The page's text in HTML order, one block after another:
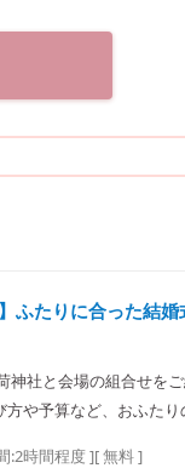
ふたりに合った結
社と会場の組合せを
や予算など、おふたり
:2時間程度][ 無料 ]